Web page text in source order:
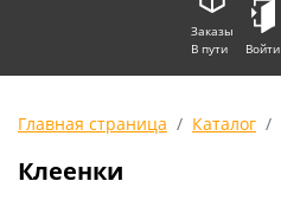
Заказы
В пути
Войти
Главная страница Каталог
Клеенки